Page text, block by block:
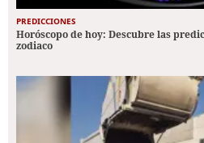
PREDICCIONES
Horóscopo de hoy: Descubre las
zodiaco